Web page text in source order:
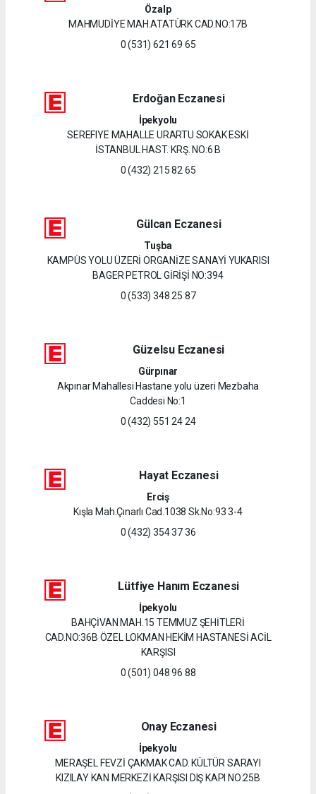
Özalp
MAHMUDİYE MAH.ATATÜRK CAD.NO:17B
0 (531) 621 69 65
Erdoğan Eczanesi
İpekyolu
SEREFIYE MAHALLE URARTU SOKAK ESKİ
İSTANBUL HAST. KRŞ. NO:6 B
0 (432) 215 82 65
Gülcan Eczanesi
Tuşba
KAMPÜS YOLU ÜZERİ ORGANİZE SANAYİ YUKARISI
BAGER PETROL GİRİŞİ NO:394
0 (533) 348 25 87
Güzelsu Eczanesi
Gürpınar
Akpınar Mahallesi Hastane yolu üzeri Mezbaha
Caddesi No:1
0 (432) 551 24 24
Hayat Eczanesi
Erciş
Kışla Mah.Çınarlı Cad.1038 Sk.No:93 3-4
0 (432) 354 37 36
Lütfiye Hanım Eczanesi
İpekyolu
BAHÇİVAN MAH.15 TEMMUZ ŞEHİTLERİ
CAD.NO:36B ÖZEL LOKMAN HEKİM HASTANESİ ACİL
KARŞISI
0 (501) 048 96 88
Onay Eczanesi
İpekyolu
MERAŞEL FEVZİ ÇAKMAK CAD. KÜLTÜR SARAYI
KIZILAY KAN MERKEZİ KARŞISI DIŞ KAPI NO:25B